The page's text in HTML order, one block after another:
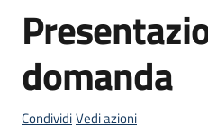
Programmi
strategie
Salta al contenuto
domanda
CondividiVedi azioni